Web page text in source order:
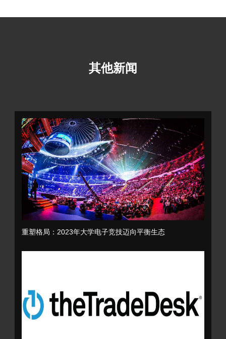
其他新闻
重塑格局：2023年大学电子竞技迈向平衡生态